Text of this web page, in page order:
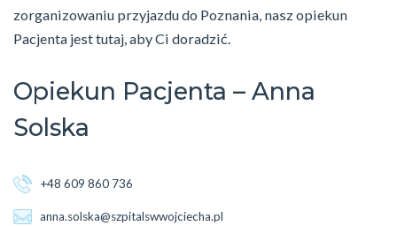
zorganizowaniu przyjazdu do Poznania, nasz opiekun
Pacjenta jest tutaj, aby Ci doradzić.
Opiekun Pacjenta – Anna
Solska
+48 609 860 736
anna.solska@szpitalswwojciecha.pl